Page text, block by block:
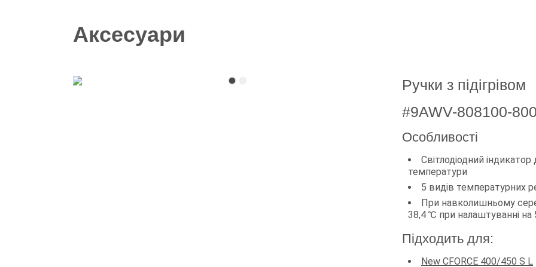
Аксесуари
Ручки з підігрівом
#9AWV-808100-
Особливості
Світлодіодний
температури
5 видів температурних
При навколишньому
38,4 ℃ при налаштуванні на
Підходить для:
New CFORCE 400/450 S L